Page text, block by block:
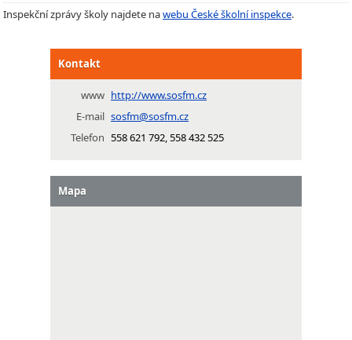
Inspekční zprávy školy najdete nawebu České školní inspekce.
Kontakt
www http://www.sosfm.cz
E-mail sosfm@sosfm.cz
Telefon 558 621 792, 558 432 525
Mapa